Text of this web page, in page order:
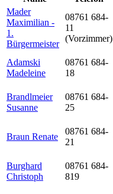
Mader
Maximilian -
1.
Bürgermeister
08761 684-
11
(Vorzimmer)
Adamski
Madeleine
08761 684-
18
Brandlmeier
Susanne
08761 684-
25
Braun Renate
08761 684-
21
Burghard
Christoph
08761 684-
819